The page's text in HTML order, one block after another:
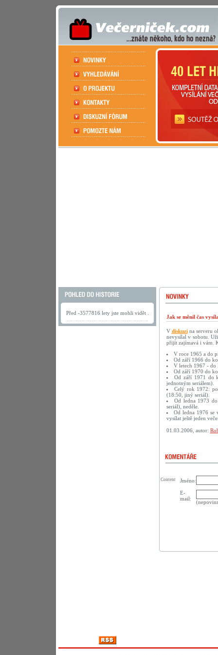
Před -3577816 lety jste mohli vidět .
Jak se měnil čas
V diskuzina serveru
nevysílal v sobotu.
přijít zajímavá i vám.
V roce 1965 a do
Od září 1966 do
V letech 1967 - do
Od září 1970 do
Od září 1971 do
jednotným seriálem).
Celý rok 1972:
(18:50, jiný seriál).
Od ledna 1973
seriál), neděle.
Od ledna 1976 se
vysílat ještě jeden
01.03.2006, autor:
Jméno:
E-
mail:
Content